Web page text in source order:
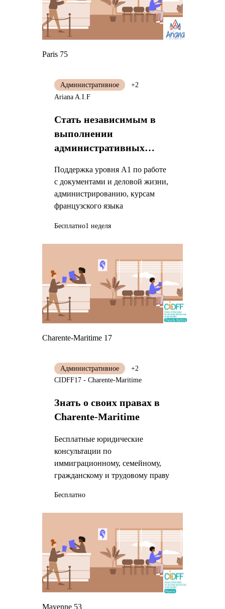
Paris 75
Стать независимым в
выполнении
административных
профессиональной
жизни
Поддержка уровня А1 по работе
с документами и деловой жизни,
администрированию, курсам
французского языка
Административное
+2
Ariana A.I.F
Бесплатно1 неделя
Charente-Maritime 17
Знать о своих правах в
Charente-Maritime
Бесплатные юридические
консультации по
иммиграционному, семейному,
гражданскому и трудовому праву
Административное
+2
CIDFF17 - Charente-Maritime
Бесплатно
Mayenne 53